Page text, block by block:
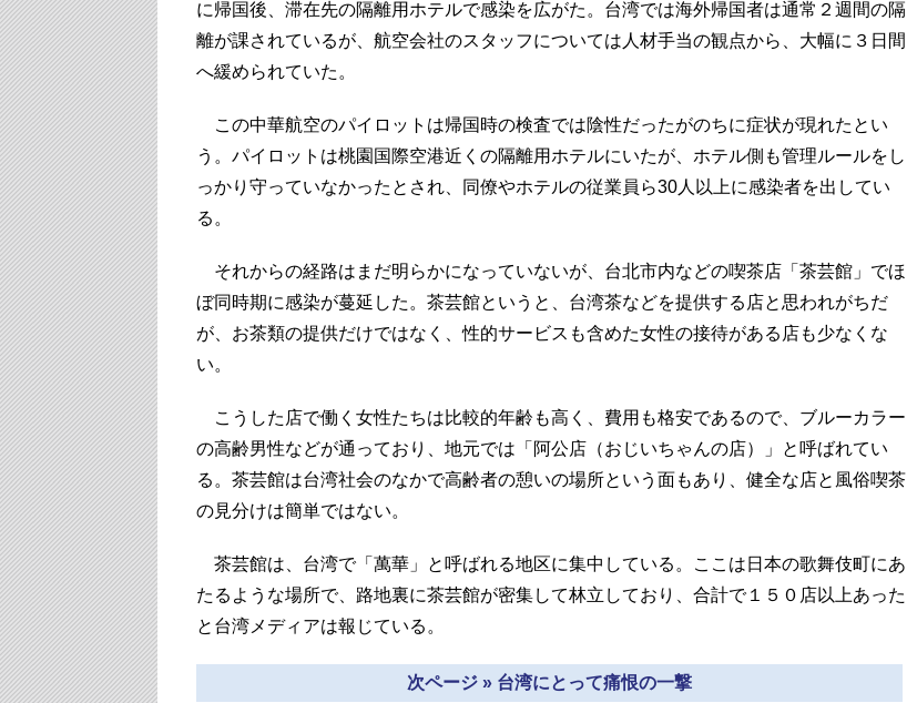
に帰国後、滞在先の隔離用ホテルで感染を広がた。台湾では海外帰国者は通常２週間の隔
離が課されているが、航空会社のスタッフについては人材手当の観点から、大幅に３日間
へ緩められていた。
この中華航空のパイロットは帰国時の検査では陰性だったがのちに症状が現れたとい
う。パイロットは桃園国際空港近くの隔離用ホテルにいたが、ホテル側も管理ルールをし
っかり守っていなかったとされ、同僚やホテルの従業員ら30人以上に感染者を出してい
る。
それからの経路はまだ明らかになっていないが、台北市内などの喫茶店「茶芸館」でほ
ぼ同時期に感染が蔓延した。茶芸館というと、台湾茶などを提供する店と思われがちだ
が、お茶類の提供だけではなく、性的サービスも含めた女性の接待がある店も少なくな
い。
こうした店で働く女性たちは比較的年齢も高く、費用も格安であるので、ブルーカラー
の高齢男性などが通っており、地元では「阿公店（おじいちゃんの店）」と呼ばれてい
る。茶芸館は台湾社会のなかで高齢者の憩いの場所という面もあり、健全な店と風俗喫茶
の見分けは簡単ではない。
茶芸館は、台湾で「萬華」と呼ばれる地区に集中している。ここは日本の歌舞伎町にあ
たるような場所で、路地裏に茶芸館が密集して林立しており、合計で１５０店以上あった
と台湾メディアは報じている。
次ページ » 台湾にとって痛恨の一撃